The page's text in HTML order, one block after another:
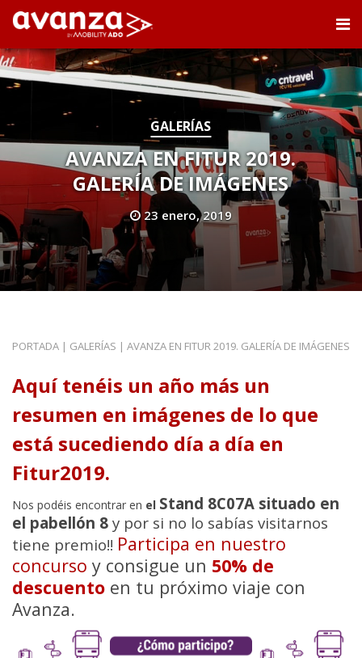
GALERÍAS
AVANZA EN FITUR 2019.
GALERÍA DE IMÁGENES
23 enero, 2019
PORTADA | GALERÍAS | AVANZA EN FITUR 2019. GALERÍA DE IMÁGENES
Aquí tenéis un año más un
resumen en imágenes de lo que
está sucediendo día a día en
Fitur2019.
Nos podéis encontrar en el Stand 8C07A situado en
el pabellón 8 y por si no lo sabías visitarnos
tiene premio!! Participa en nuestro
concurso y consigue un 50% de
descuento en tu próximo viaje con
Avanza.